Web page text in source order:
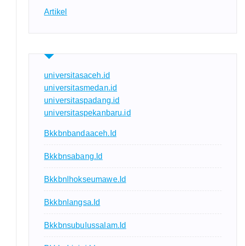
Artikel
universitasaceh.id
universitasmedan.id
universitaspadang.id
universitaspekanbaru.id
Bkkbnbandaaceh.id
Bkkbnsabang.id
Bkkbnlhokseumawe.id
Bkkbnlangsa.id
Bkkbnsubulussalam.id